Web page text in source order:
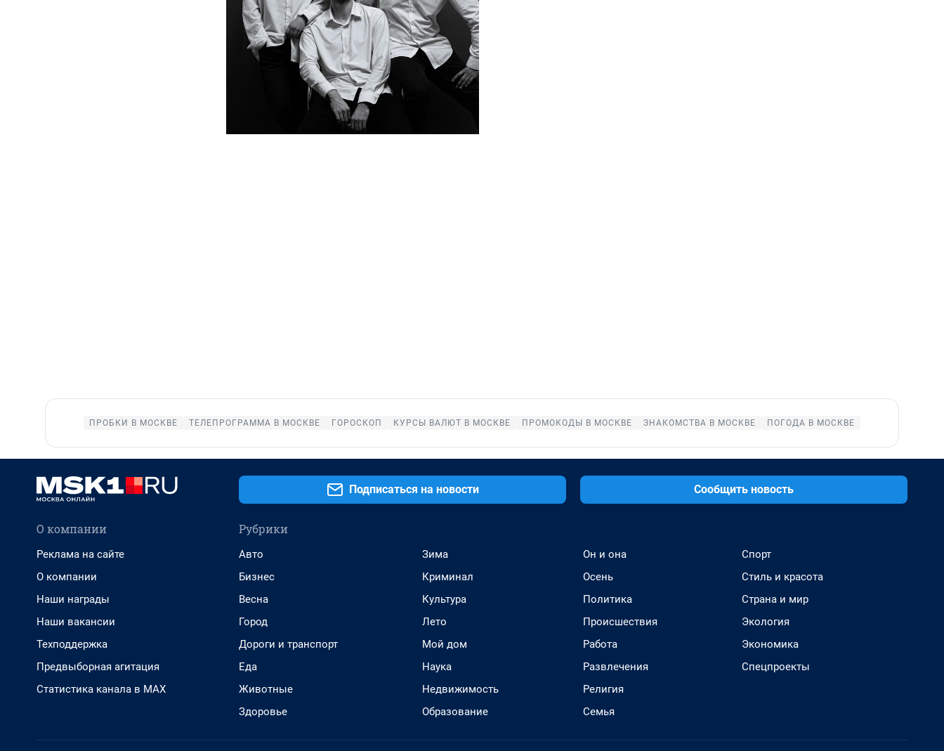
ПРОБКИ В МОСКВЕ ТЕЛЕПРОГРАММА В МОСКВЕ ГОРОСКОП КУРСЫ ВАЛЮТ В МОСКВЕ ПРОМОКОДЫ В МОСКВЕ ЗНАКОМСТВА В МОСКВЕ ПОГОДА В МОСКВЕ
Подписаться на новости Сообщить новость
О компании
Реклама на сайте
О компании
Наши награды
Наши вакансии
Техподдержка
Предвыборная агитация
Статистика канала в MAX
Рубрики
Авто
Бизнес
Весна
Город
Дороги и транспорт
Еда
Животные
Здоровье
Зима
Криминал
Культура
Лето
Мой дом
Наука
Недвижимость
Образование
Он и она
Осень
Политика
Происшествия
Работа
Развлечения
Религия
Семья
Спорт
Стиль и красота
Страна и мир
Экология
Экономика
Спецпроекты